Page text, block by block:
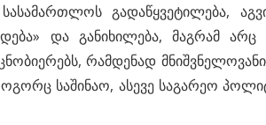
გადაწყვეტილება,
და განიხილება, მაგრამ
რამდენად
საშინაო, ასევე საგარეო